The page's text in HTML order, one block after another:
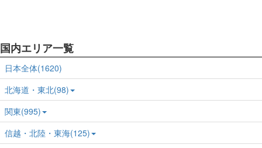
国内エリア一覧
日本全体(1620)
北海道・東北(98)
関東(995)
信越・北陸・東海(125)